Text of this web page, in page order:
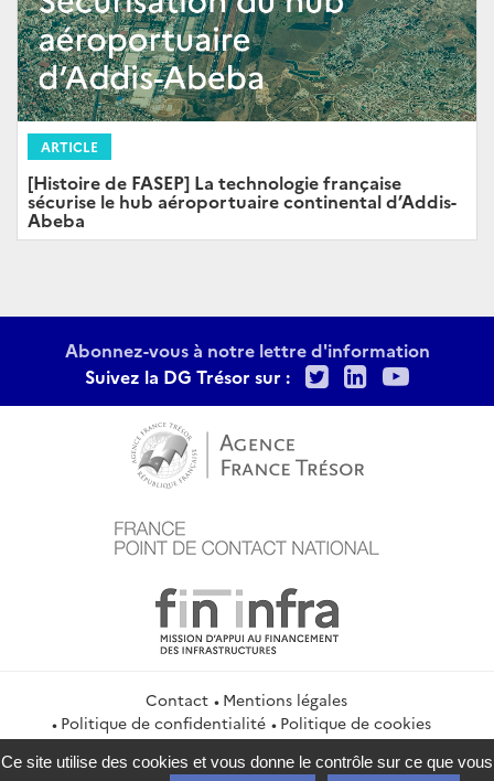
ARTICLE
[Histoire de FASEP] La technologie française
sécurise le hub aéroportuaire continental d’Addis-
Abeba
Abonnez-vous à notre lettre d'information
Suivez la DG Trésor sur :
TwitterLinkedIn
Contact
Mentions légales
Politique de confidentialité
Politique de cookies
Gestion des cookies
Flux RSS
Ce site utilise des cookies et vous donne le contrôle sur ce que vous